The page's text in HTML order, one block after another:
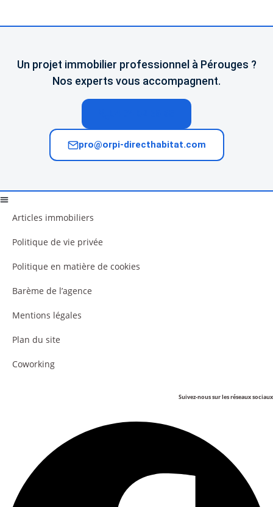
Un projet immobilier professionnel à Pérouges ?
Nos experts vous accompagnent.
pro@orpi-directhabitat.com
Articles immobiliers
Politique de vie privée
Politique en matière de cookies
Barème de l’agence
Mentions légales
Plan du site
Coworking
Suivez-nous sur les réseaux sociaux